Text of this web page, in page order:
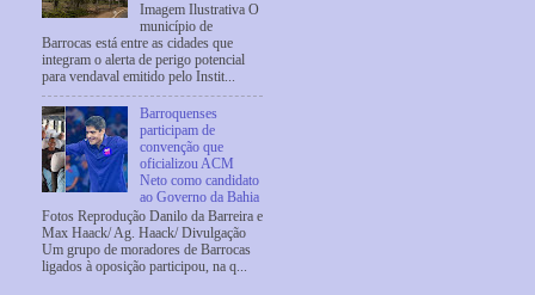
Imagem Ilustrativa O
município de
Barrocas está entre as cidades que
integram o alerta de perigo potencial
para vendaval emitido pelo Instit...
Barroquenses
participam de
convenção que
oficializou ACM
Neto como candidato
ao Governo da Bahia
Fotos Reprodução Danilo da Barreira e
Max Haack/ Ag. Haack/ Divulgação
Um grupo de moradores de Barrocas
ligados à oposição participou, na q...